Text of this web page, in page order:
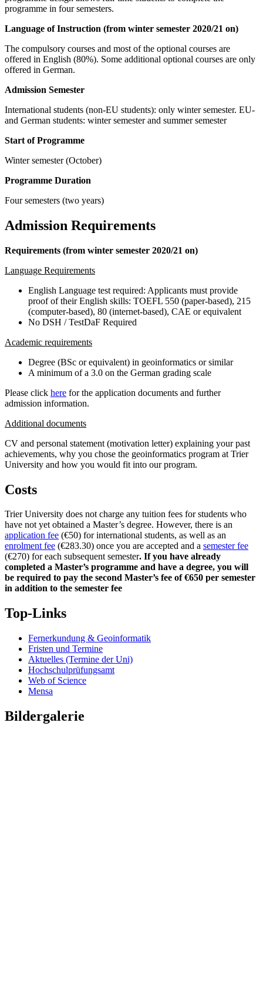
programme in four semesters.
Language of Instruction (from winter semester 2020/21 on)
The compulsory courses and most of the optional courses are
offered in English (80%). Some additional optional courses are only
offered in German.
Admission Semester
International students (non-EU students): only winter semester. EU-
and German students: winter semester and summer semester
Start of Programme
Winter semester (October)
Programme Duration
Four semesters (two years)
Admission Requirements
Requirements (from winter semester 2020/21 on)
Language Requirements
English Language test required: Applicants must provide
proof of their English skills: TOEFL 550 (paper-based), 215
(computer-based), 80 (internet-based), CAE or equivalent
No DSH / TestDaF Required
Academic requirements
Degree (BSc or equivalent) in geoinformatics or similar
A minimum of a 3.0 on the German grading scale
Please click here for the application documents and further
admission information.
Additional documents
CV and personal statement (motivation letter) explaining your past
achievements, why you chose the geoinformatics program at Trier
University and how you would fit into our program.
Costs
Trier University does not charge any tuition fees for students who
have not yet obtained a Master’s degree. However, there is an
application fee (€50) for international students, as well as an
enrolment fee (€283.30) once you are accepted and a semester fee
(€270) for each subsequent semester. If you have already
completed a Master’s programme and have a degree, you will
be required to pay the second Master’s fee of €650 per semester
in addition to the semester fee
Top-Links
Fernerkundung & Geoinformatik
Fristen und Termine
Aktuelles (Termine der Uni)
Hochschulprüfungsamt
Web of Science
Mensa
Bildergalerie